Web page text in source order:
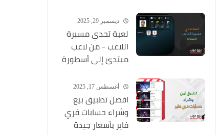
ديسمبر 29, 2025
لعبة تحدي مسيرة
اللاعب - من لاعب
مبتدئ إلى أسطورة
أغسطس 17, 2025
افضل تطبيق بيع
وشراء حسابات فري
فاير بأسعار جيدة